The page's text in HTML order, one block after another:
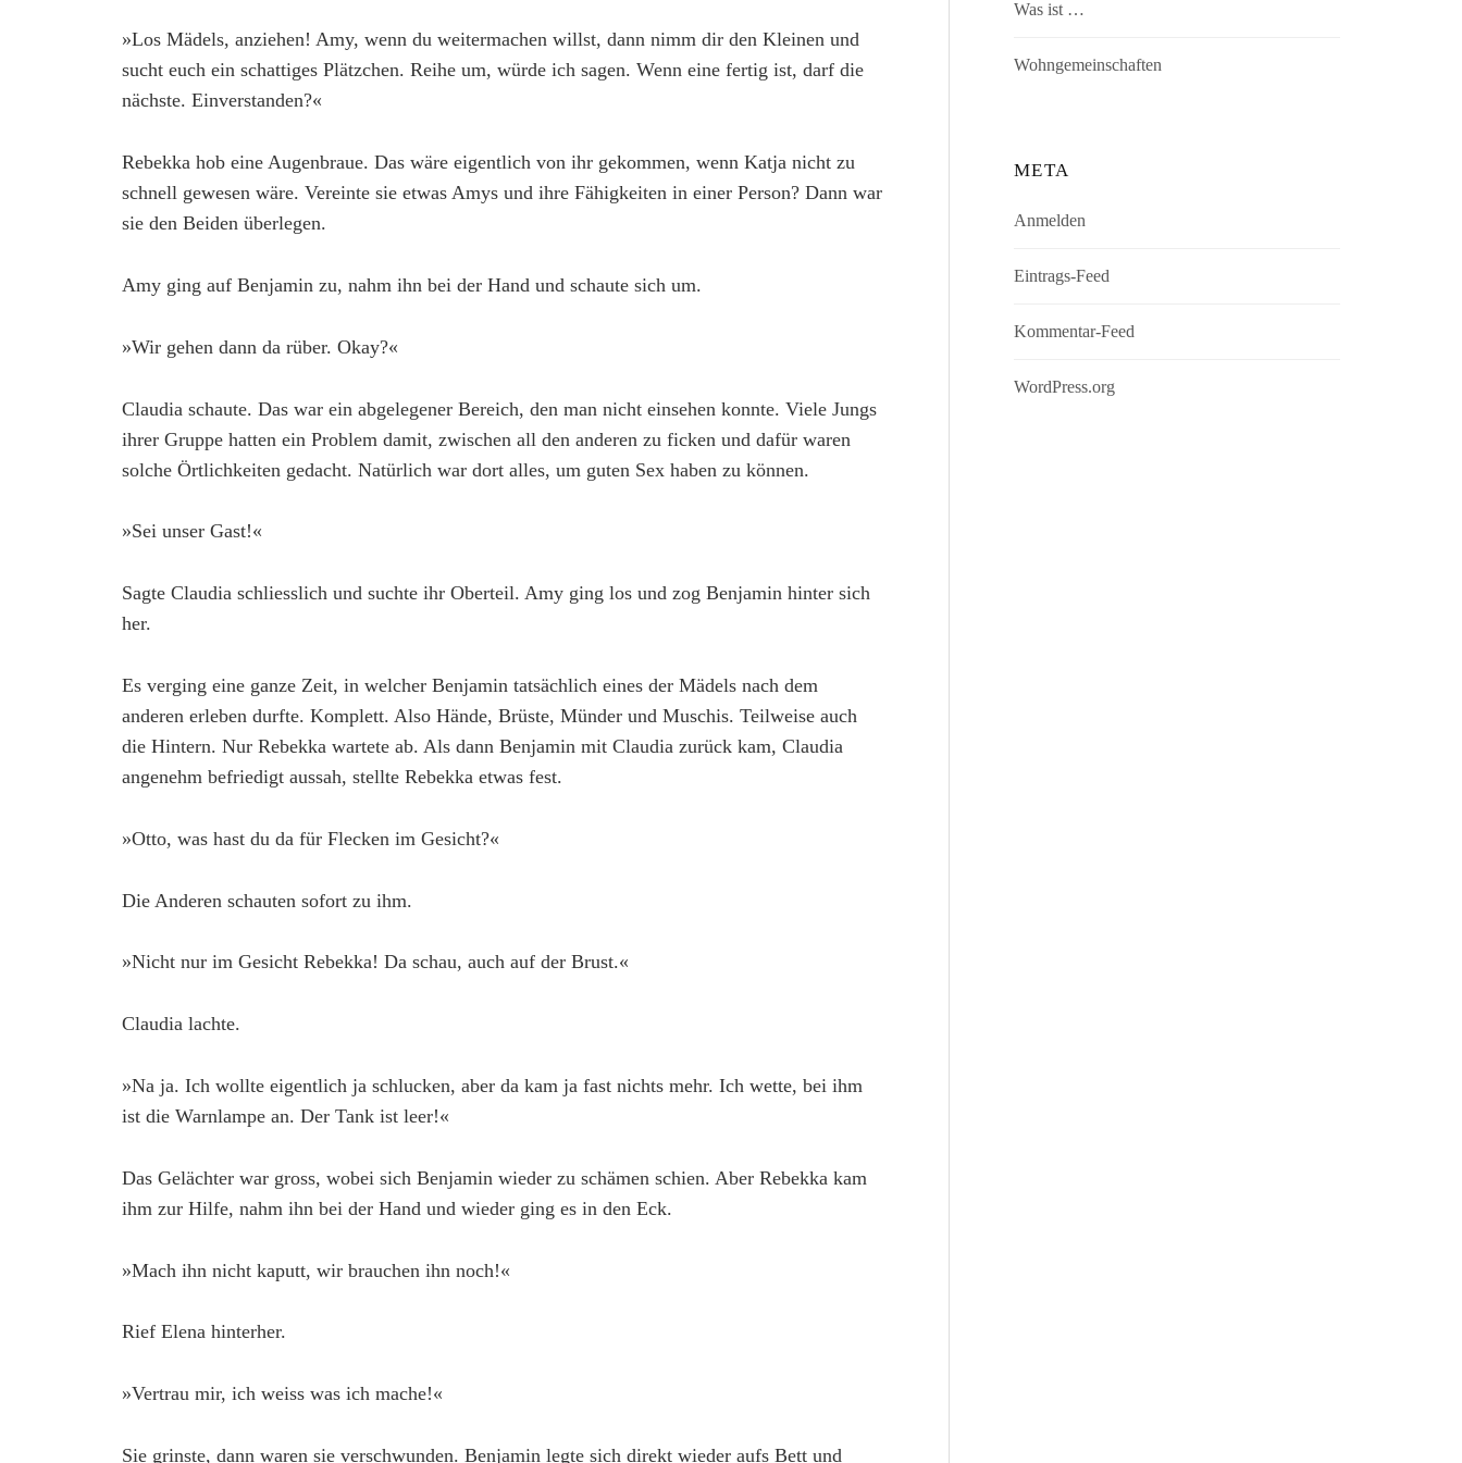
»Los Mädels, anziehen! Amy, wenn du weitermachen willst, dann nimm dir den Kleinen und
sucht euch ein schattiges Plätzchen. Reihe um, würde ich sagen. Wenn eine fertig ist, darf die
nächste. Einverstanden?«
Rebekka hob eine Augenbraue. Das wäre eigentlich von ihr gekommen, wenn Katja nicht zu
schnell gewesen wäre. Vereinte sie etwas Amys und ihre Fähigkeiten in einer Person? Dann war
sie den Beiden überlegen.
Amy ging auf Benjamin zu, nahm ihn bei der Hand und schaute sich um.
»Wir gehen dann da rüber. Okay?«
Claudia schaute. Das war ein abgelegener Bereich, den man nicht einsehen konnte. Viele Jungs
ihrer Gruppe hatten ein Problem damit, zwischen all den anderen zu ficken und dafür waren
solche Örtlichkeiten gedacht. Natürlich war dort alles, um guten Sex haben zu können.
»Sei unser Gast!«
Sagte Claudia schliesslich und suchte ihr Oberteil. Amy ging los und zog Benjamin hinter sich
her.
Es verging eine ganze Zeit, in welcher Benjamin tatsächlich eines der Mädels nach dem
anderen erleben durfte. Komplett. Also Hände, Brüste, Münder und Muschis. Teilweise auch
die Hintern. Nur Rebekka wartete ab. Als dann Benjamin mit Claudia zurück kam, Claudia
angenehm befriedigt aussah, stellte Rebekka etwas fest.
»Otto, was hast du da für Flecken im Gesicht?«
Die Anderen schauten sofort zu ihm.
»Nicht nur im Gesicht Rebekka! Da schau, auch auf der Brust.«
Claudia lachte.
»Na ja. Ich wollte eigentlich ja schlucken, aber da kam ja fast nichts mehr. Ich wette, bei ihm
ist die Warnlampe an. Der Tank ist leer!«
Das Gelächter war gross, wobei sich Benjamin wieder zu schämen schien. Aber Rebekka kam
ihm zur Hilfe, nahm ihn bei der Hand und wieder ging es in den Eck.
»Mach ihn nicht kaputt, wir brauchen ihn noch!«
Rief Elena hinterher.
»Vertrau mir, ich weiss was ich mache!«
Sie grinste, dann waren sie verschwunden. Benjamin legte sich direkt wieder aufs Bett und
Was ist …
Wohngemeinschaften
META
Anmelden
Eintrags-Feed
Kommentar-Feed
WordPress.org